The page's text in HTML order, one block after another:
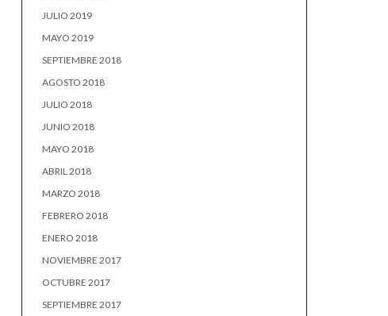
JULIO 2019
MAYO 2019
SEPTIEMBRE 2018
AGOSTO 2018
JULIO 2018
JUNIO 2018
MAYO 2018
ABRIL 2018
MARZO 2018
FEBRERO 2018
ENERO 2018
NOVIEMBRE 2017
OCTUBRE 2017
SEPTIEMBRE 2017